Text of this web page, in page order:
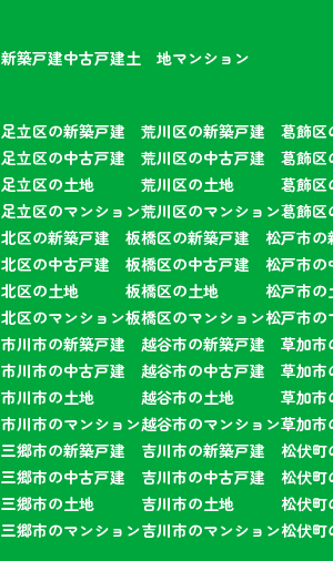
新築戸建中古戸建土 地マンション
足立区の新築戸建
足立区の中古戸建
足立区の土地
足立区のマンション
荒川区の新築戸建
荒川区の中古戸建
荒川区の土地
荒川区のマンション
葛飾区
葛飾区
葛飾区
葛飾区
北区の新築戸建
北区の中古戸建
北区の土地
北区のマンション
板橋区の新築戸建
板橋区の中古戸建
板橋区の土地
板橋区のマンション
松戸市の
松戸市の
松戸市の
松戸市の
市川市の新築戸建
市川市の中古戸建
市川市の土地
市川市のマンション
越谷市の新築戸建
越谷市の中古戸建
越谷市の土地
越谷市のマンション
草加市
草加市
草加市
草加市
三郷市の新築戸建
三郷市の中古戸建
三郷市の土地
三郷市のマンション
吉川市の新築戸建
吉川市の中古戸建
吉川市の土地
吉川市のマンション
松伏町
松伏町
松伏町
松伏町